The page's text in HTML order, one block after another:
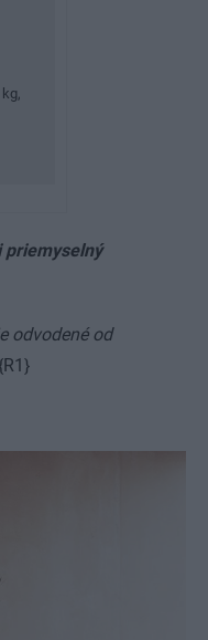
priemyselný
odvodené od